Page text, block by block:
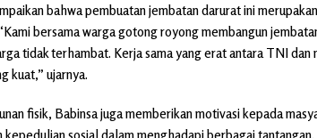
bahwa pembuatan jembatan darurat ini
bersama warga gotong royong membangun
tidak terhambat. Kerja sama yang erat antara TNI dan
kuat,” ujarnya.
fisik, Babinsa juga memberikan motivasi kepada